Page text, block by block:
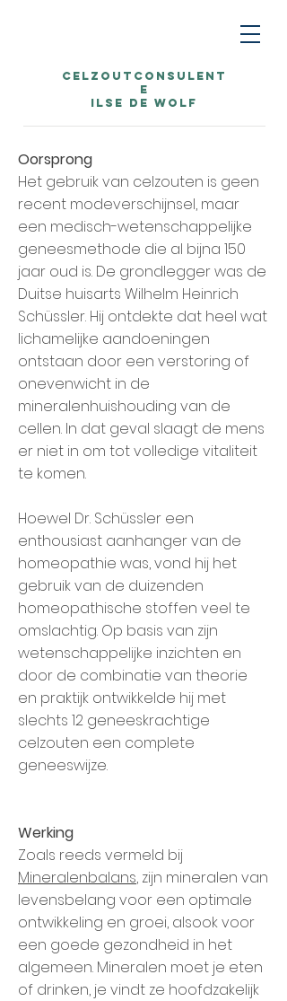
Celzoutconsulent
e
Ilse De Wolf
Oorsprong
Het gebruik van celzouten is geen
recent modeverschijnsel, maar
een medisch-wetenschappelijke
geneesmethode die al bijna 150
jaar oud is. De grondlegger was de
Duitse huisarts Wilhelm Heinrich
Schüssler. Hij ontdekte dat heel wat
lichamelijke aandoeningen
ontstaan door een verstoring of
onevenwicht in de
mineralenhuishouding van de
cellen. In dat geval slaagt de mens
er niet in om tot volledige vitaliteit
te komen.
Hoewel Dr. Schüssler een
enthousiast aanhanger van de
homeopathie was, vond hij het
gebruik van de duizenden
homeopathische stoffen veel te
omslachtig. Op basis van zijn
wetenschappelijke inzichten en
door de combinatie van theorie
en praktijk ontwikkelde hij met
slechts 12 geneeskrachtige
celzouten een complete
geneeswijze.
Werking
Zoals reeds vermeld bij
Mineralenbalans, zijn mineralen van
levensbelang voor een optimale
ontwikkeling en groei, alsook voor
een goede gezondheid in het
algemeen. Mineralen moet je eten
of drinken, je vindt ze hoofdzakelijk